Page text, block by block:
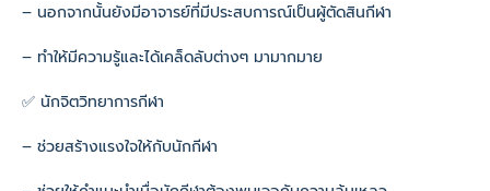
– นอกจากนั้นยังมีอาจารย์ที่มีประสบการณ์เป็นผู้ตัดสินกีฬา
– ทำให้มีความรู้และได้เคล็ดลับต่างๆ มามากมาย
✅ นักจิตวิทยาการกีฬา
– ช่วยสร้างแรงใจให้กับนักกีฬา